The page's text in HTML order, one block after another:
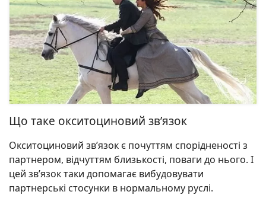
Що таке окситоциновий зв’язок
Окситоциновий зв’язок є почуттям спорідненості з
партнером, відчуттям близькості, поваги до нього. І
цей зв’язок таки допомагає вибудовувати
партнерські стосунки в нормальному руслі.